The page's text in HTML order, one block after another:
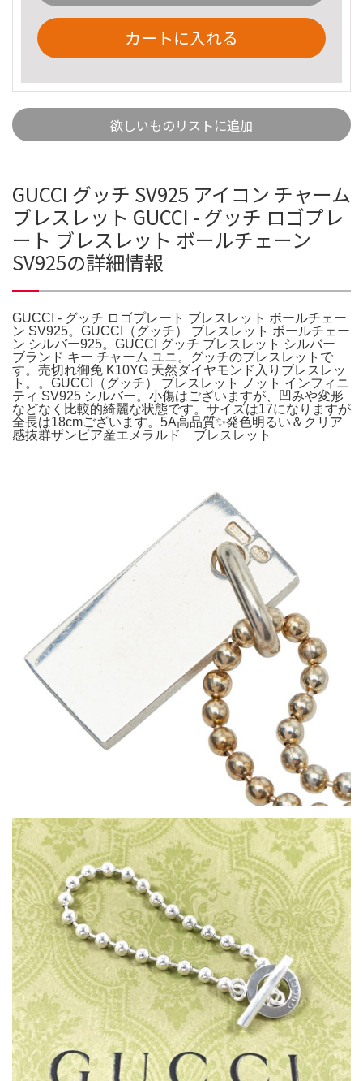
カートに入れる
欲しいものリストに追加
GUCCI グッチ SV925 アイコン チャーム
ブレスレット GUCCI - グッチ ロゴプレ
ート ブレスレット ボールチェーン
SV925の詳細情報
GUCCI - グッチ ロゴプレート ブレスレット ボールチェー
ン SV925。GUCCI（グッチ） ブレスレット ボールチェー
ン シルバー925。GUCCI グッチ ブレスレット シルバー
ブランド キー チャーム ユニ。グッチのブレスレットで
す。売切れ御免 K10YG 天然ダイヤモンド入りブレスレッ
ト。。GUCCI（グッチ） ブレスレット ノット インフィニ
ティ SV925 シルバー。小傷はございますが、凹みや変形
などなく比較的綺麗な状態です。サイズは17になりますが
全長は18cmございます。5A高品質✨発色明るい＆クリア
感抜群ザンビア産エメラルド ブレスレット